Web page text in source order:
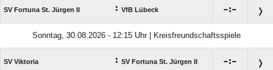
SV Fortuna St. Jürgen II : VfB Lübeck :
Sonntag, 30.08.2026 - 12:15 Uhr | Kreisfreundschaftsspiele
SV Viktoria : SV Fortuna St. Jürgen II :